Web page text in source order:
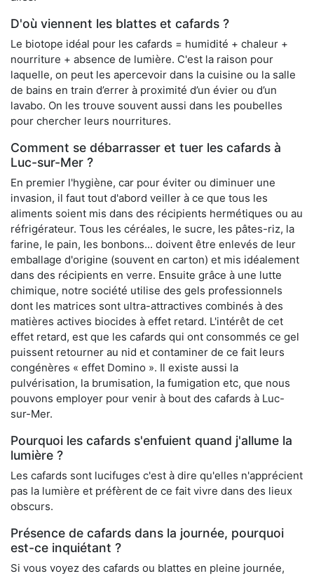
D'où viennent les blattes et cafards ?
Le biotope idéal pour les cafards = humidité + chaleur +
nourriture + absence de lumière. C'est la raison pour
laquelle, on peut les apercevoir dans la cuisine ou la salle
de bains en train d’errer à proximité d’un évier ou d’un
lavabo. On les trouve souvent aussi dans les poubelles
pour chercher leurs nourritures.
Comment se débarrasser et tuer les cafards à
Luc-sur-Mer ?
En premier l'hygiène, car pour éviter ou diminuer une
invasion, il faut tout d'abord veiller à ce que tous les
aliments soient mis dans des récipients hermétiques ou au
réfrigérateur. Tous les céréales, le sucre, les pâtes-riz, la
farine, le pain, les bonbons... doivent être enlevés de leur
emballage d'origine (souvent en carton) et mis idéalement
dans des récipients en verre. Ensuite grâce à une lutte
chimique, notre société utilise des gels professionnels
dont les matrices sont ultra-attractives combinés à des
matières actives biocides à effet retard. L'intérêt de cet
effet retard, est que les cafards qui ont consommés ce gel
puissent retourner au nid et contaminer de ce fait leurs
congénères « effet Domino ». Il existe aussi la
pulvérisation, la brumisation, la fumigation etc, que nous
pouvons employer pour venir à bout des cafards à Luc-
sur-Mer.
Pourquoi les cafards s'enfuient quand j'allume la
lumière ?
Les cafards sont lucifuges c'est à dire qu'elles n'apprécient
pas la lumière et préfèrent de ce fait vivre dans des lieux
obscurs.
Présence de cafards dans la journée, pourquoi
est-ce inquiétant ?
Si vous voyez des cafards ou blattes en pleine journée,